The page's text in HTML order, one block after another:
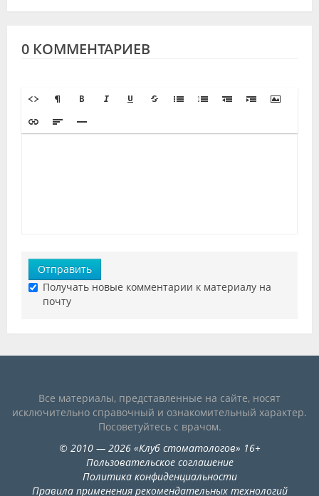
0 КОММЕНТАРИЕВ
Отправить
Получать новые комментарии к материалу на
почту
Все материалы, представленные на сайте, носят
исключительно справочный и ознакомительный характер.
Посоветуйтесь с врачом.
© 2010— 2026«Клуб стоматологов» 16+
Пользовательское соглашение
Политика конфиденциальности
Правила применения рекомендательных технологий